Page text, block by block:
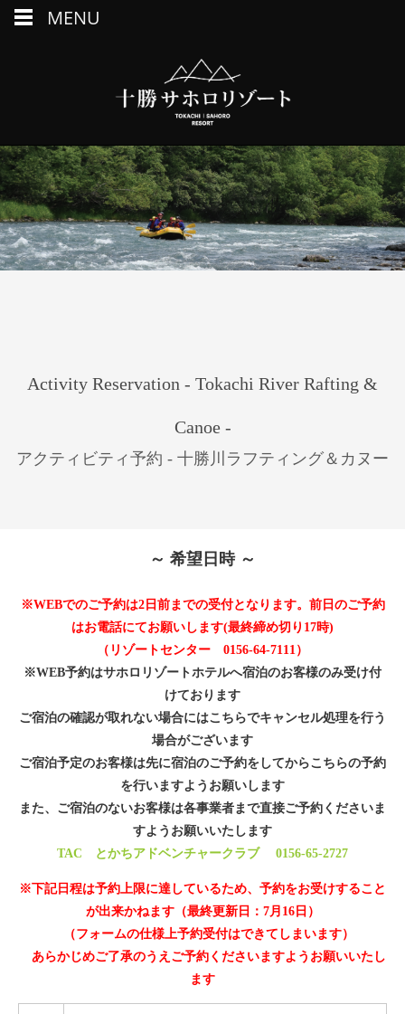
Activity Reservation - Tokachi River Rafting &
Canoe -
アクティビティ予約 - 十勝川ラフティング＆カヌー
～ 希望日時 ～
※WEBでのご予約は2日前までの受付となります。前日のご予約
はお電話にてお願いします(最終締め切り17時)
（リゾートセンター 0156-64-7111）
※WEB予約はサホロリゾートホテルへ宿泊のお客様のみ受け付
けております
ご宿泊の確認が取れない場合にはこちらでキャンセル処理を行う
場合がございます
ご宿泊予定のお客様は先に宿泊のご予約をしてからこちらの予約
を行いますようお願いします
また、ご宿泊のないお客様は各事業者まで直接ご予約くださいま
すようお願いいたします
TAC とかちアドベンチャークラブ
0156-65-2727
※下記日程は予約上限に達しているため、予約をお受けすること
が出来かねます（最終更新日：7月16日）
（フォームの仕様上予約受付はできてしまいます）
あらかじめご了承のうえご予約くださいますようお願いいたし
ます
MENU